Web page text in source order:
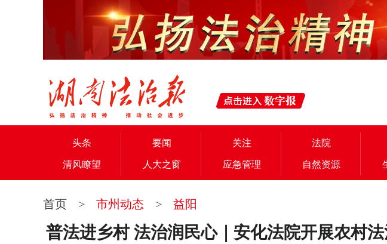
头条 要闻 关注 法院
清风瞭望 人大之窗 应急管理 自然资源
首页 > 市州动态 > 益阳
普法进乡村 法治润民心｜安化法院开展农村